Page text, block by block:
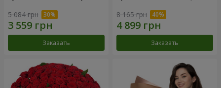
5 084 грн
Заказать
8 165 грн
Заказать